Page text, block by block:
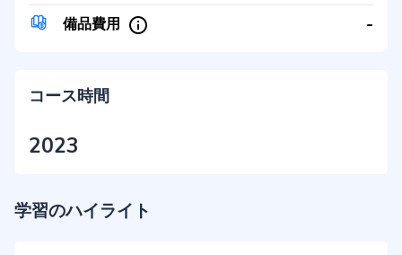
備品費用 -
コース時間
2023
学習のハイライト